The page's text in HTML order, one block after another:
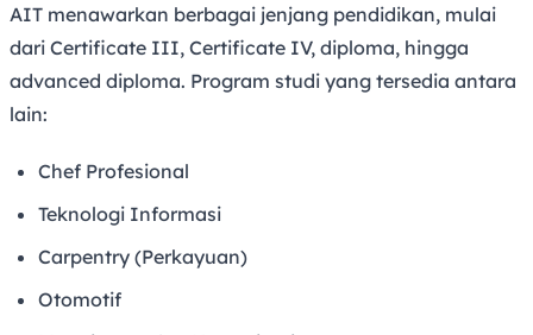
AIT menawarkan berbagai jenjang pendidikan, mulai
dari Certificate III, Certificate IV, diploma, hingga
advanced diploma. Program studi yang tersedia antara
lain:
Chef Profesional
Teknologi Informasi
Carpentry (Perkayuan)
Otomotif